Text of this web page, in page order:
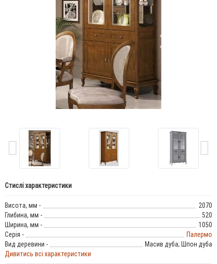
Стислі характеристики
Висота, мм -
2070
Глибина, мм -
520
Ширина, мм -
1050
Серія -
Палермо
Вид деревини -
Масив дуба; Шпон дуба
Дивитись всі характеристики